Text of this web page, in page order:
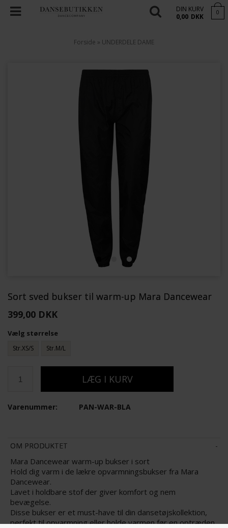
DIN KURV
0,00 DKK 0
Forside » UNDERDELE DAME
Sort sved bukser til warm-up Mara Dancewear
399,00 DKK
Vælg størrelse
Str.XS/S Str.M/L
PAN-WAR-BLA
Varenummer:
OM PRODUKTET
Mara Dancewear warm-up bukser i sort
Hold dig varm i de lækre opvarmningsbukser fra Mara
Dancewear.
Lavet i holdbare stof der giver komfort og nem
bevægelse.
Disse bukser er et must-have til din dansetøjskollektion,
perfekt til opvarmning eller holde varmen før en optræden.